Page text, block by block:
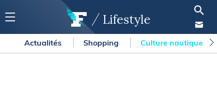
Lifestyle
Actualités Shopping Culture nautique